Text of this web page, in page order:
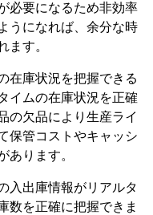
必要になるため非効率
うになれば、余分な時
ます。
在庫状況を把握できる
イムの在庫状況を正確
の欠品により生産ライ
保管コストやキャッシ
あります。
入出庫情報がリアルタ
数を正確に把握できま